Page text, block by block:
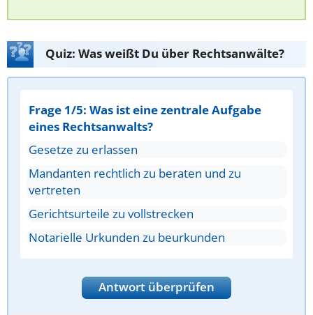
Quiz: Was weißt Du über Rechtsanwälte?
Frage 1/5: Was ist eine zentrale Aufgabe
eines Rechtsanwalts?
Gesetze zu erlassen
Mandanten rechtlich zu beraten und zu
vertreten
Gerichtsurteile zu vollstrecken
Notarielle Urkunden zu beurkunden
Antwort überprüfen